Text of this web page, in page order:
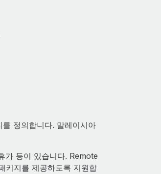
정의합니다. 말레이시아
가 등이 있습니다. Remote
키지를 제공하도록 지원합